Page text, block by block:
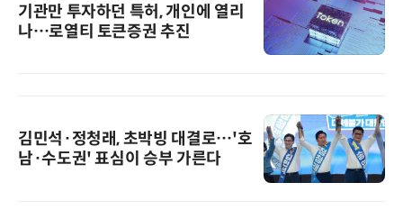
기관만 투자하던 특허, 개인에 열리
나…로열티 토큰증권 추진
김민석·정청래, 초박빙 대결로…'호
남·수도권' 표심이 승부 가른다